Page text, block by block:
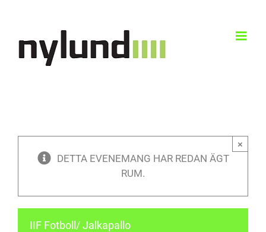
×
DETTA EVENEMANG HAR REDAN ÄGT
RUM.
IIF Fotboll/ Jalkapallo